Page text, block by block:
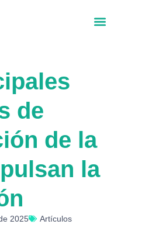
de
de la
la
2025 Artículos